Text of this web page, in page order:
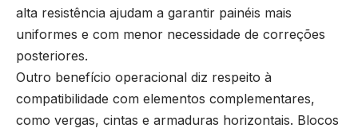
alta resistência ajudam a garantir painéis mais
uniformes e com menor necessidade de correções
posteriores.
Outro benefício operacional diz respeito à
compatibilidade com elementos complementares,
como vergas, cintas e armaduras horizontais. Blocos